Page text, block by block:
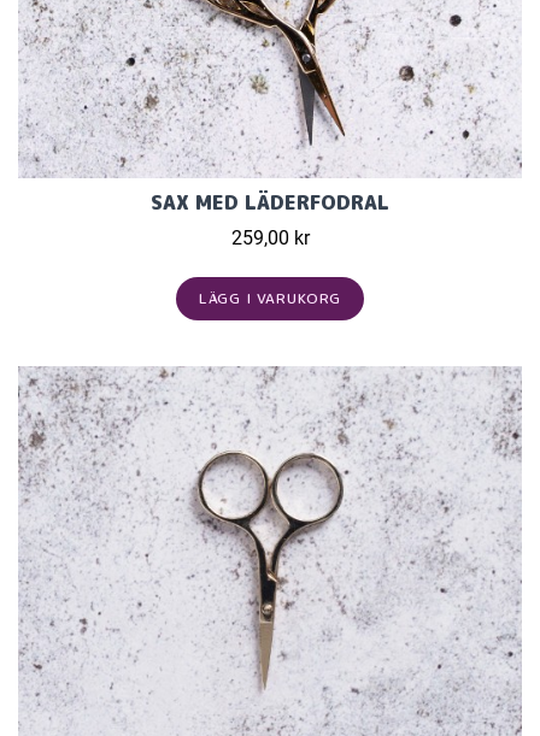
SAX MED LÄDERFODRAL
259,00 kr
LÄGG I VARUKORG